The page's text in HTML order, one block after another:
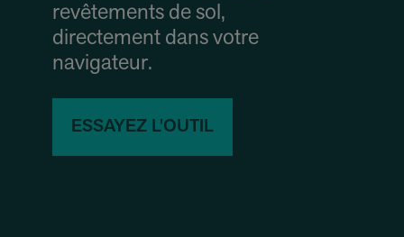
revêtements de sol,
directement dans votre
navigateur.
ESSAYEZ L'OUTIL